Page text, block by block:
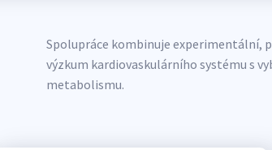
Spolupráce kombinuje experimentální,
výzkum kardiovaskulárního systému s
metabolismu.